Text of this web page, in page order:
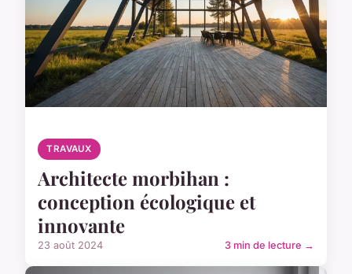
TRAVAUX
Architecte morbihan :
conception écologique et
innovante
23 août 2024 3 min de lecture →